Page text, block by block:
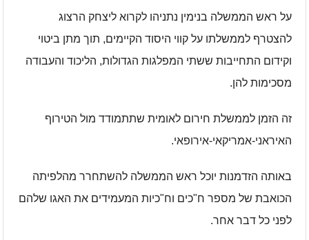
על ראש הממשלה בנימין נתניהו לקרוא ליצחק הרצוג
להצטרף לממשלתו על קווי היסוד הקיימים, תוך מתן ביטוי
וקידום התחייבות ששתי המפלגות הגדולות, הליכוד והעבודה
מסכימות להן.
זה הזמן לממשלת חירום לאומית שתתמודד מול הטירוף
האיראני-אמריקאי-אירופאי.
באותה הזדמנות יוכל ראש הממשלה להשתחרר מהלפיתה
הכואבת של מספר ח"כים וח"כיות המעמידים את האגו שלהם
לפני כל דבר אחר.